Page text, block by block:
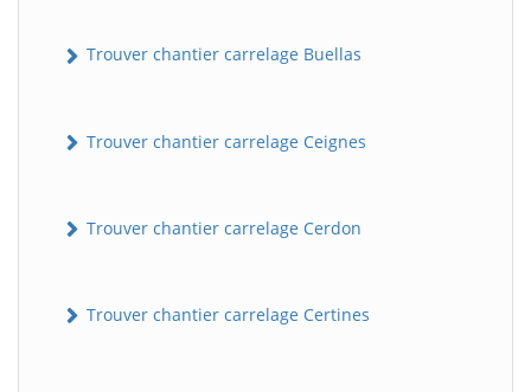
Trouver chantier carrelage Buellas
Trouver chantier carrelage Ceignes
Trouver chantier carrelage Cerdon
Trouver chantier carrelage Certines